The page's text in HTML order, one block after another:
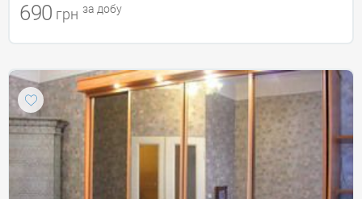
690 грн за добу